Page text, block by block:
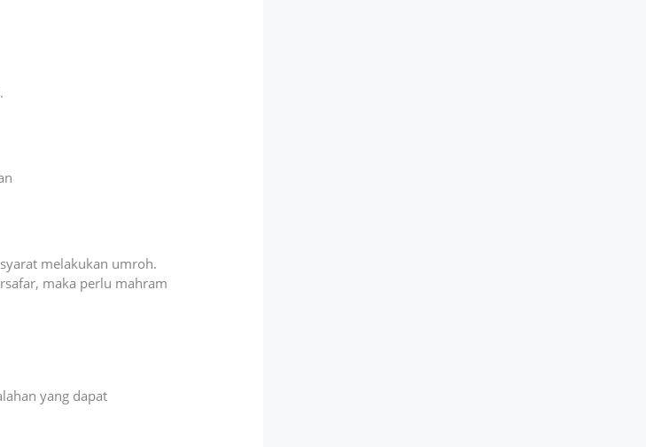
melakukan umroh.
maka perlu mahram
yang dapat